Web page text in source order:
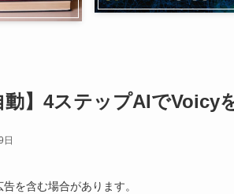
動】4ステップAIでVoicy
日
を含む場合があります。